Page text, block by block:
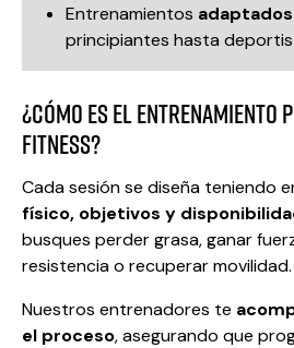
Entrenamientos
principiantes hasta
¿Cómo es el entrenamiento
Fitness?
Cada sesión se diseña teniendo
físico, objetivos y
busques perder grasa, ganar
resistencia o recuperar movilidad.
Nuestros entrenadores te
el proceso, asegurando que